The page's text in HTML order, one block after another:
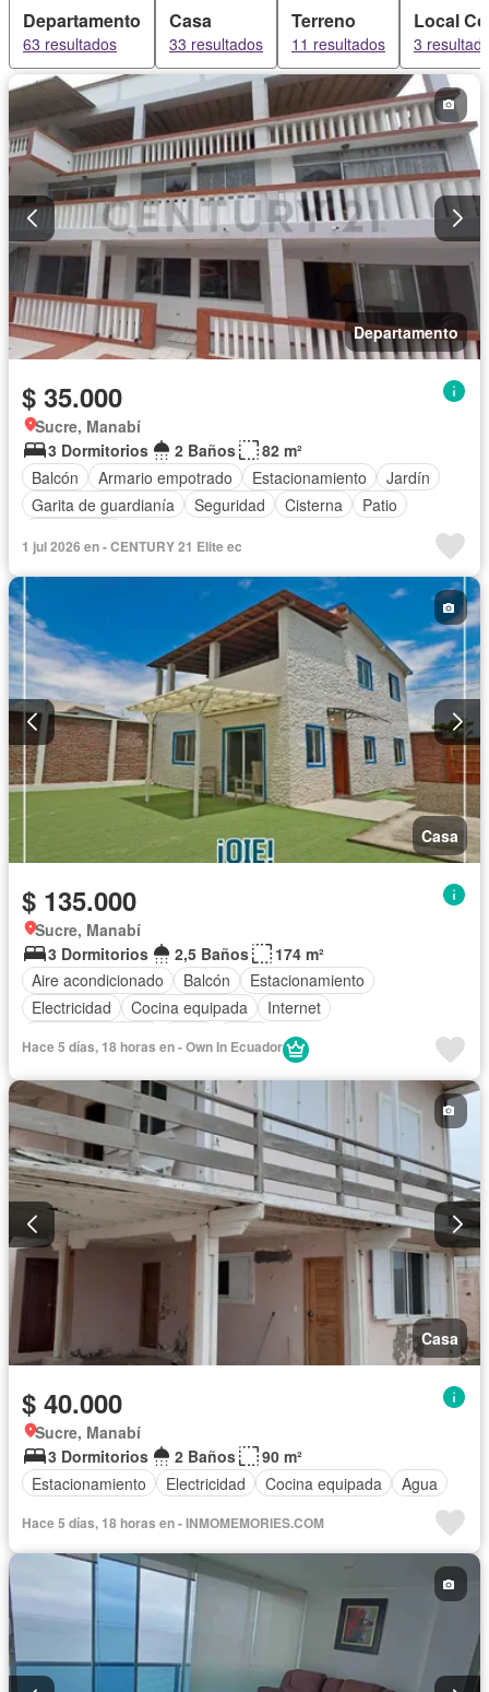
Departamento
63 resultados
Casa
33 resultados
Terreno
11 resultados
Local
3
Departamento
$ 35.000
Sucre, Manabí
3 Dormitorios
2 Baños
82 m²
Balcón
Armario empotrado Estacionamiento
Jardín
Garita de guardianía
Seguridad Cisterna
Patio
1 jul 2026 en - CENTURY 21 Elite ec
Casa
$ 135.000
Sucre, Manabí
3 Dormitorios
2,5 Baños
174 m²
Aire acondicionado
Balcón
Estacionamiento
Electricidad
Cocina equipada
Internet
Hace 5 días, 18 horas en - Own In Ecuador
Casa
$ 40.000
Sucre, Manabí
3 Dormitorios
2 Baños
90 m²
Estacionamiento
Electricidad Cocina equipada Agua
Hace 5 días, 18 horas en - INMOMEMORIES.COM